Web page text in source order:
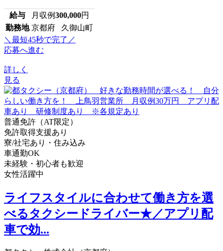
給与 月収例300,000円
勤務地 京都府 久御山町
＼最短45秒で完了／
応募へ進む
詳しく
見る
普通免許（AT限定）
免許取得支援あり
寮/社宅あり・住み込み
車通勤OK
未経験・初心者も歓迎
女性活躍中
ライフスタイルに合わせて働き方を選
べるタクシードライバー★／アプリ配
車で効...